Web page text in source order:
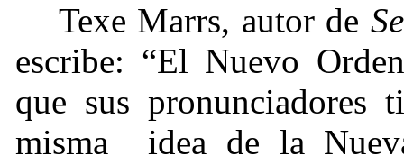
Texe Marrs, autor de
escribe: “El Nuevo
que sus pronunciadores
misma idea de la